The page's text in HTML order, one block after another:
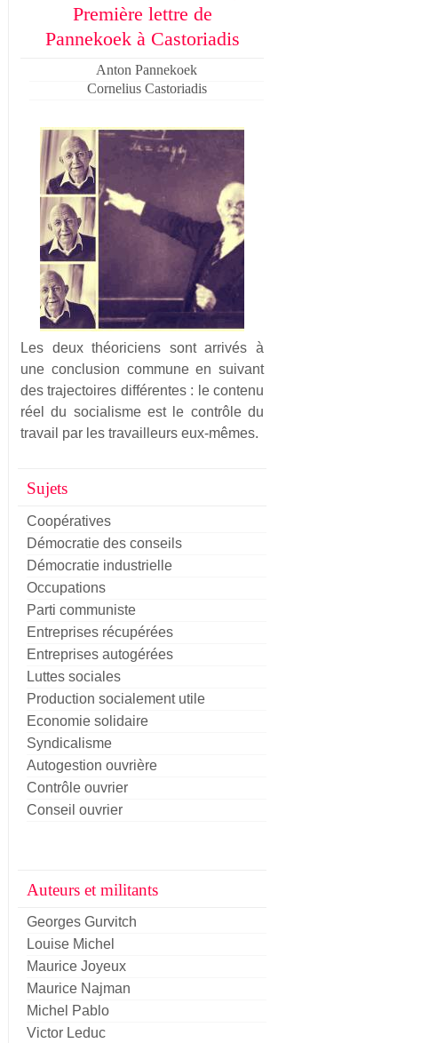
Première lettre de
Pannekoek à Castoriadis
Anton Pannekoek
Cornelius Castoriadis
Les deux théoriciens sont arrivés à
une conclusion commune en suivant
des trajectoires différentes : le contenu
réel du socialisme est le contrôle du
travail par les travailleurs eux-mêmes.
Sujets
Coopératives
Démocratie des conseils
Démocratie industrielle
Occupations
Parti communiste
Entreprises récupérées
Entreprises autogérées
Luttes sociales
Production socialement utile
Economie solidaire
Syndicalisme
Autogestion ouvrière
Contrôle ouvrier
Conseil ouvrier
Auteurs et militants
Georges Gurvitch
Louise Michel
Maurice Joyeux
Maurice Najman
Michel Pablo
Victor Leduc